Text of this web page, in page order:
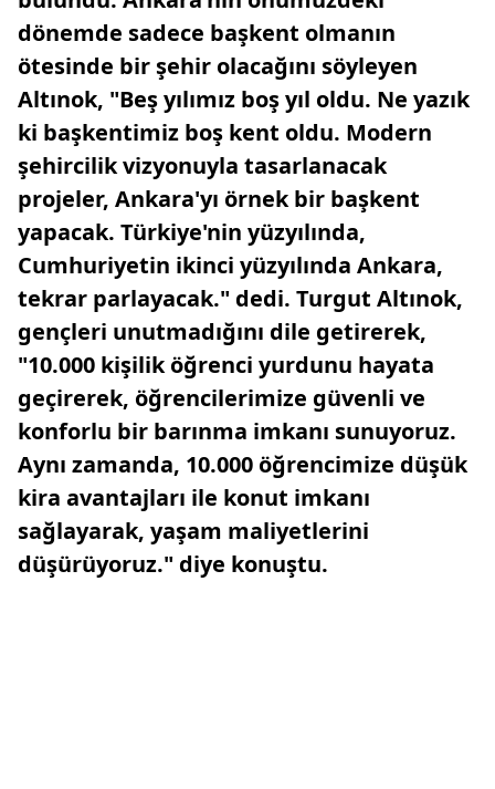
dönemde sadece başkent olmanın
ötesinde bir şehir olacağını söyleyen
Altınok, "Beş yılımız boş yıl oldu. Ne yazık
ki başkentimiz boş kent oldu. Modern
şehircilik vizyonuyla tasarlanacak
projeler, Ankara'yı örnek bir başkent
yapacak. Türkiye'nin yüzyılında,
Cumhuriyetin ikinci yüzyılında Ankara,
tekrar parlayacak." dedi. Turgut Altınok,
gençleri unutmadığını dile getirerek,
"10.000 kişilik öğrenci yurdunu hayata
geçirerek, öğrencilerimize güvenli ve
konforlu bir barınma imkanı sunuyoruz.
Aynı zamanda, 10.000 öğrencimize düşük
kira avantajları ile konut imkanı
sağlayarak, yaşam maliyetlerini
düşürüyoruz." diye konuştu.